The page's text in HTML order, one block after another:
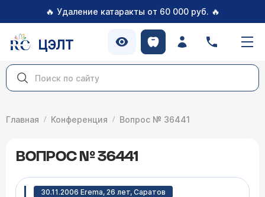
🔥 Удаление катаракты от 60 000 руб. 🔥
ЦЭЛТ
Главная Конференция Вопрос № 36441
ВОПРОС № 36441
30.11.2006 Erema, 26 лет, Cаратов